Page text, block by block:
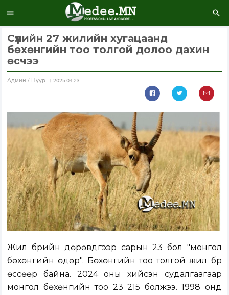
Сүүлийн 27 жилийн хугацаанд
бөхөнгийн тоо толгой долоо дахин
өсчээ
Aдмин / Нүүр 2025.04.23
Жил бүрийн дөрөвдүгээр сарын 23 бол "монгол
бөхөнгийн өдөр". Бөхөнгийн тоо толгой жил бүр
өссөөр байна. 2024 оны хийсэн судалгаагаар
монгол бөхөнгийн тоо 23 215 болжээ. 1998 онд